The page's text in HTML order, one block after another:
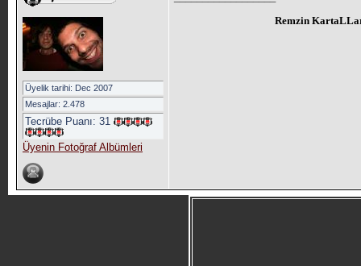
Üyelik tarihi: Dec 2007
Mesajlar: 2.478
Tecrübe Puanı: 31
Üyenin Fotoğraf Albümleri
Remzin